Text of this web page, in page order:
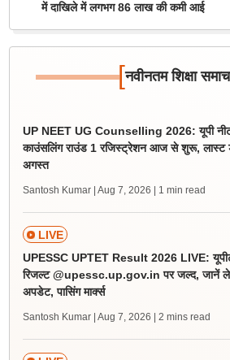
में दाखिले में लगभग 86 लाख की कमी आई
[नवीनतम शिक्षा
UP NEET UG Counselling 2026: यूपी
काउंसलिंग राउंड 1 रजिस्ट्रेशन आज से शुरू, लास्ट
अगस्त
Santosh Kumar | Aug 7, 2026 | 1 min read
LIVE
UPESSC UPTET Result 2026 LIVE:
रिजल्ट @upessc.up.gov.in पर जल्द, जानें
अपडेट, पासिंग मार्क्स
Santosh Kumar | Aug 7, 2026 | 2 mins read